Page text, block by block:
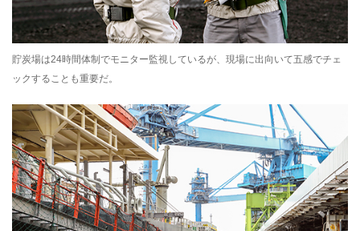
貯炭場は24時間体制でモニター監視しているが、現場に出向いて五感でチェ
ックすることも重要だ。